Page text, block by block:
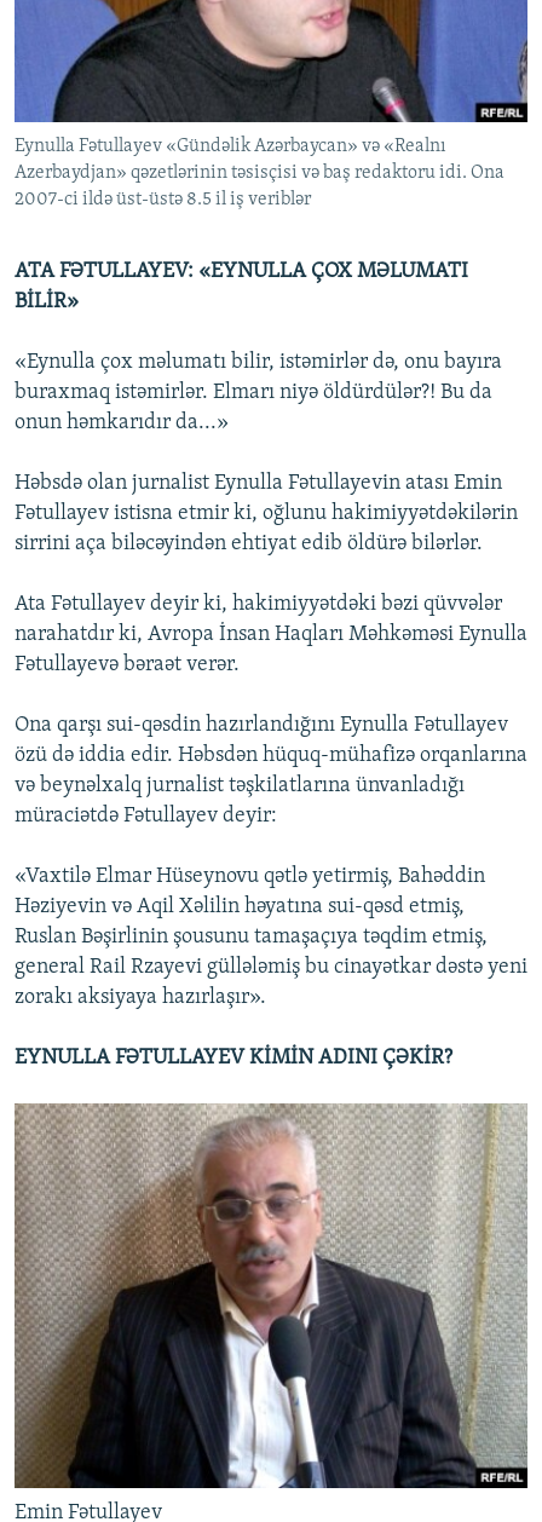
İNFOQRAFIKA
KARIKATURA
AZƏRBAYCAN ƏDƏBIYYATI KITABXANASI
İSLAM VƏ DEMOKRATIYA
İZ - MƏDƏNIYYƏT PROQRAMI
MISSIYAMIZ
PEŞƏ ETIKASI VƏ JURNALISTIKA STANDARTLARIMIZ
MATERIALLARIMIZDAN ISTIFADƏ
AZADLIQRADIOSU MOBIL TELEFONUNUZDA
BIZIMLƏ ƏLAQƏ
RFE/RL-in bütün saytları
Eynulla Fətullayev «Gündəlik Azərbaycan» və «Realnı
Azerbaydjan» qəzetlərinin təsisçisi və baş redaktoru idi. Ona
2007-ci ildə üst-üstə 8.5 il iş veriblər
ATA FƏTULLAYEV: «EYNULLA ÇOX MƏLUMATI
BİLİR»
«Eynulla çox məlumatı bilir, istəmirlər də, onu bayıra
buraxmaq istəmirlər. Elmarı niyə öldürdülər?! Bu da
onun həmkarıdır da...»
Həbsdə olan jurnalist Eynulla Fətullayevin atası Emin
Fətullayev istisna etmir ki, oğlunu hakimiyyətdəkilərin
sirrini aça biləcəyindən ehtiyat edib öldürə bilərlər.
Ata Fətullayev deyir ki, hakimiyyətdəki bəzi qüvvələr
narahatdır ki, Avropa İnsan Haqları Məhkəməsi Eynulla
Fətullayevə bəraət verər.
Ona qarşı sui-qəsdin hazırlandığını Eynulla Fətullayev
özü də iddia edir. Həbsdən hüquq-mühafizə orqanlarına
və beynəlxalq jurnalist təşkilatlarına ünvanladığı
müraciətdə Fətullayev deyir:
«Vaxtilə Elmar Hüseynovu qətlə yetirmiş, Bahəddin
Həziyevin və Aqil Xəlilin həyatına sui-qəsd etmiş,
Ruslan Bəşirlinin şousunu tamaşaçıya təqdim etmiş,
general Rail Rzayevi güllələmiş bu cinayətkar dəstə yeni
zorakı aksiyaya hazırlaşır».
EYNULLA FƏTULLAYEV KİMİN ADINI ÇƏKİR?
Emin Fətullayev